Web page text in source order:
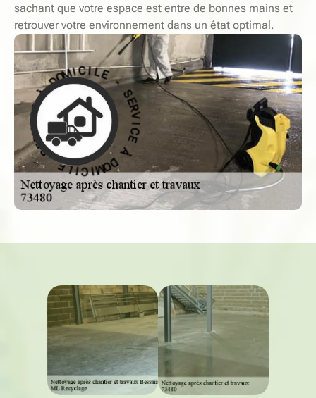
sachant que votre espace est entre de bonnes mains et
retrouver votre environnement dans un état optimal.
S
E
R
V
I
C
E
À
D
O
M
ICILE - SER
V
I
C
E
À
D
O
M
I
C
I
L
E
-